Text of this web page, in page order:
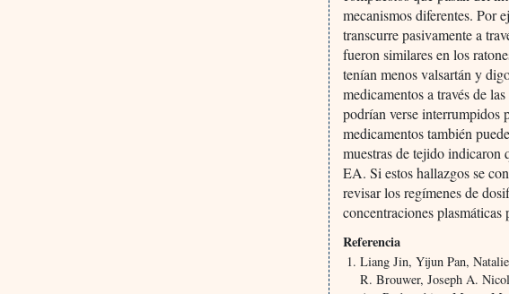
mecanismos diferentes. Por
transcurre pasivamente a
fueron similares en los
tenían menos valsartán y
medicamentos a través de
podrían verse interrumpidos
medicamentos también
muestras de tejido indicaron
EA. Si estos hallazgos se
revisar los regímenes de
concentraciones
Referencia
Liang Jin, Yijun Pan,
R. Brouwer, Joseph A.